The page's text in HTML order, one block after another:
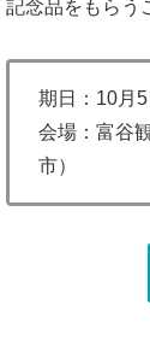
記念品をもらう
期日：10月5
会場：富谷
市）